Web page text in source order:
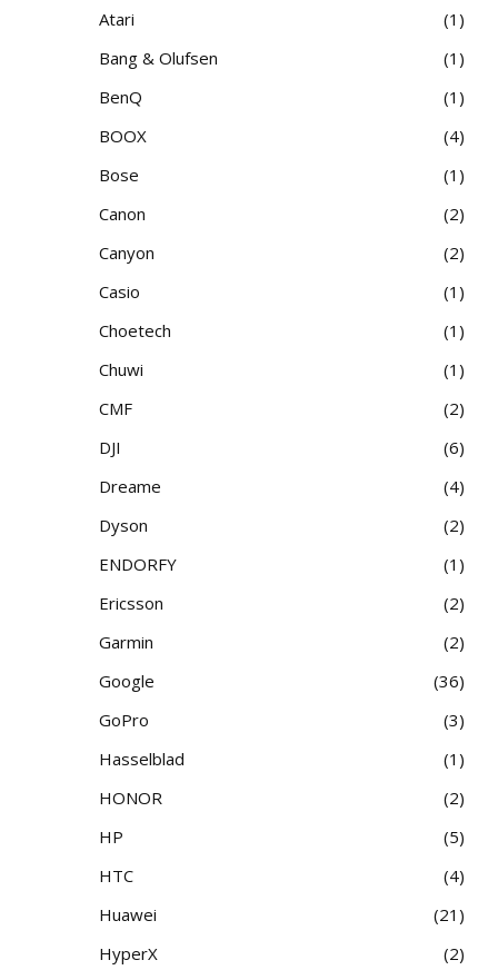
Atari
1
Bang & Olufsen
1
BenQ
1
BOOX
4
Bose
1
Canon
2
Canyon
2
Casio
1
Choetech
1
Chuwi
1
CMF
2
DJI
6
Dreame
4
Dyson
2
ENDORFY
1
Ericsson
2
Garmin
2
Google
36
GoPro
3
Hasselblad
1
HONOR
2
HP
5
HTC
4
Huawei
21
HyperX
2